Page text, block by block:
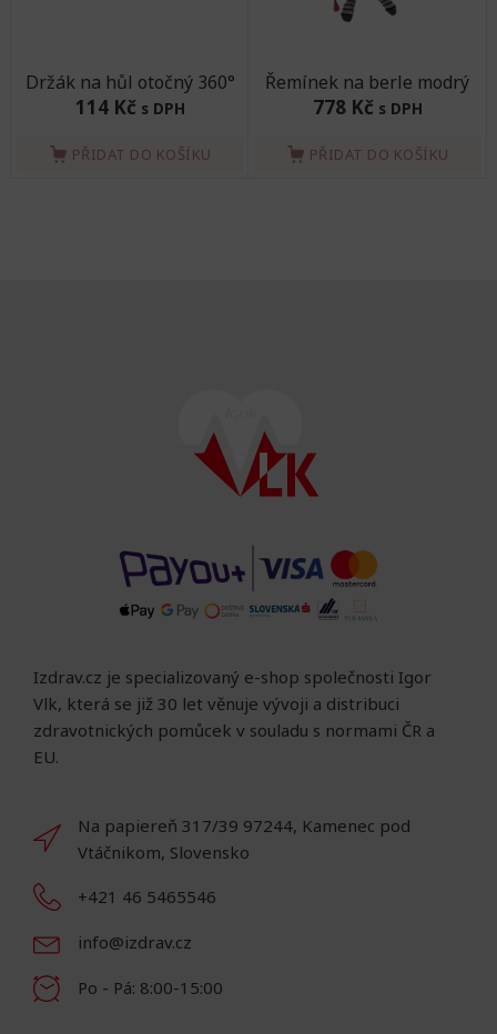
Držák na hůl otočný 360°
114 Kč s DPH
PŘIDAT DO KOŠÍKU
Řemínek na berle modrý
778 Kč s DPH
PŘIDAT DO KOŠÍKU
Izdrav.cz je specializovaný e-shop společnosti Igor
Vlk, která se již 30 let věnuje vývoji a distribuci
zdravotnických pomůcek v souladu s normami ČR a
EU.
Na papiereň 317/39 97244, Kamenec pod
Vtáčnikom, Slovensko
+421 46 5465546
info@izdrav.cz
Po - Pá: 8:00-15:00